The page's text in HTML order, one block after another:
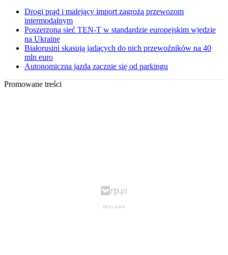
Drogi prąd i malejący import zagrożą przewozom
intermodalnym
Poszerzona sieć TEN-T w standardzie europejskim wjedzie
na Ukrainę
Białorusini skasują jadących do nich przewoźników na 40
mln euro
Autonomiczna jazda zacznie się od parkingu
Promowane treści